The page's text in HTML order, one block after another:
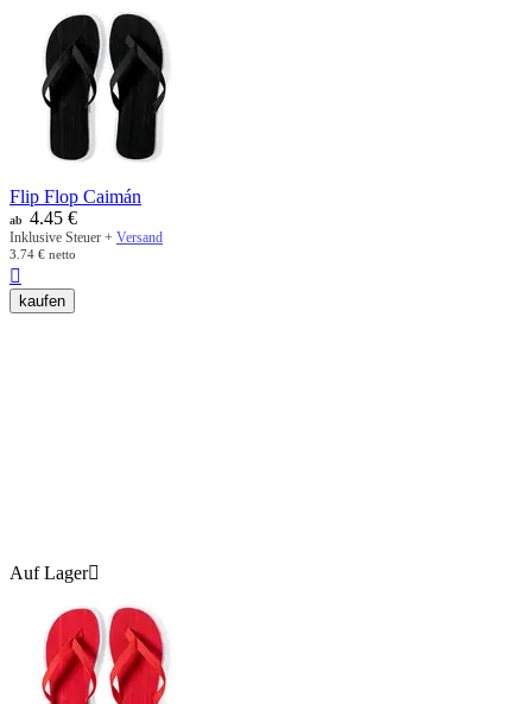
Flip Flop Caimán
ab 4.45 €
Inklusive Steuer + Versand
3.74 € netto

kaufen
Auf Lager